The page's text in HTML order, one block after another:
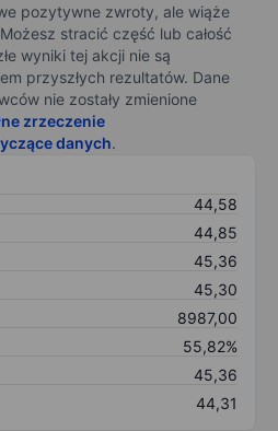
pozytywne zwroty, ale wiąże
stracić część lub całość
wyniki tej akcji nie są
przyszłych rezultatów. Dane
nie zostały zmienione
zrzeczenie
danych.
44,58
44,85
45,36
45,30
8987,00
55,82%
45,36
44,31